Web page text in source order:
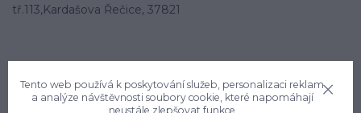
tř.113,Kardašova Řečice, 37821
Tento web používá k poskytování služeb, personalizaci reklam
a analýze návštěvnosti soubory cookie, které napomáhají
neustále zlepšovat funkce